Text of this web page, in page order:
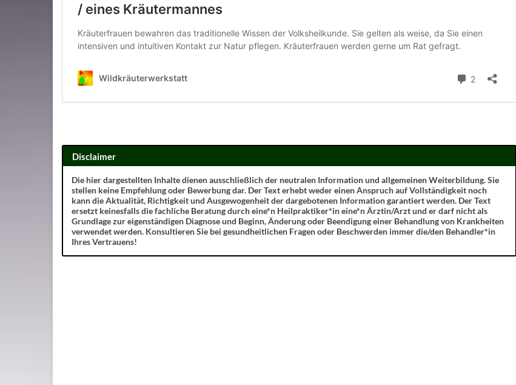
Disclaimer
Die hier dargestellten Inhalte dienen ausschließlich der neutralen Information und allgemeinen Weiterbildung. Sie
stellen keine Empfehlung oder Bewerbung dar. Der Text erhebt weder einen Anspruch auf Vollständigkeit noch
kann die Aktualität, Richtigkeit und Ausgewogenheit der dargebotenen Information garantiert werden. Der Text
ersetzt keinesfalls die fachliche Beratung durch eine*n Heilpraktiker*in eine*n Ärztin/Arzt und er darf nicht als
Grundlage zur eigenständigen Diagnose und Beginn, Änderung oder Beendigung einer Behandlung von Krankheiten
verwendet werden. Konsultieren Sie bei gesundheitlichen Fragen oder Beschwerden immer die/den Behandler*in
Ihres Vertrauens!